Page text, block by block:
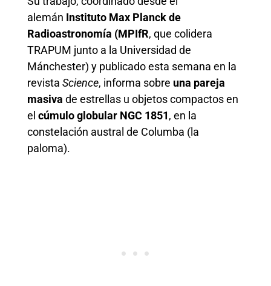
alemán Instituto Max Planck de
Radioastronomía (MPIfR, que colidera
TRAPUM junto a la Universidad de
Mánchester) y publicado esta semana en la
revista Science, informa sobre una pareja
masiva de estrellas u objetos compactos en
el cúmulo globular NGC 1851, en la
constelación austral de Columba (la
paloma).